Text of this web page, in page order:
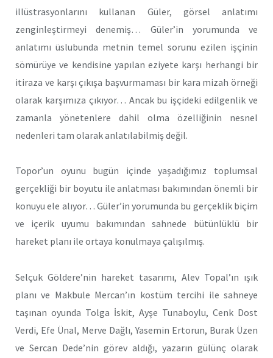
illüstrasyonlarını kullanan Güler, görsel anlatımı
zenginleştirmeyi denemiş… Güler’in yorumunda ve
anlatımı üslubunda metnin temel sorunu ezilen işçinin
sömürüye ve kendisine yapılan eziyete karşı herhangi bir
itiraza ve karşı çıkışa başvurmaması bir kara mizah örneği
olarak karşımıza çıkıyor… Ancak bu işçideki edilgenlik ve
zamanla yönetenlere dahil olma özelliğinin nesnel
nedenleri tam olarak anlatılabilmiş değil.
Topor’un oyunu bugün içinde yaşadığımız toplumsal
gerçekliği bir boyutu ile anlatması bakımından önemli bir
konuyu ele alıyor… Güler’in yorumunda bu gerçeklik biçim
ve içerik uyumu bakımından sahnede bütünlüklü bir
hareket planı ile ortaya konulmaya çalışılmış.
Selçuk Göldere’nin hareket tasarımı, Alev Topal’ın ışık
planı ve Makbule Mercan’ın kostüm tercihi ile sahneye
taşınan oyunda Tolga İskit, Ayşe Tunaboylu, Cenk Dost
Verdi, Efe Ünal, Merve Dağlı, Yasemin Ertorun, Burak Üzen
ve Sercan Dede’nin görev aldığı, yazarın gülünç olarak